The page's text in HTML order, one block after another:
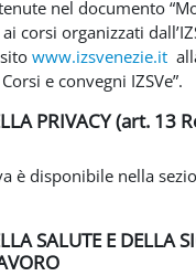
nel documento
corsi organizzati
www.izsvenezie.it
e convegni IZSVe”.
PRIVACY (art. 13
è disponibile nella
SALUTE E DELLA